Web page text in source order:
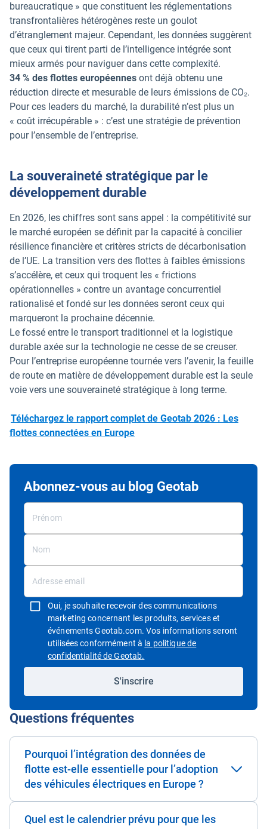
bureaucratique » que constituent les réglementations
transfrontalières hétérogènes reste un goulot
d’étranglement majeur. Cependant, les données suggèrent
que ceux qui tirent parti de l’intelligence intégrée sont
mieux armés pour naviguer dans cette complexité.
34 % des flottes européennes ont déjà obtenu une
réduction directe et mesurable de leurs émissions de CO₂.
Pour ces leaders du marché, la durabilité n’est plus un
« coût irrécupérable » : c’est une stratégie de prévention
pour l’ensemble de l’entreprise.
La souveraineté stratégique par le
développement durable
En 2026, les chiffres sont sans appel : la compétitivité sur
le marché européen se définit par la capacité à concilier
résilience financière et critères stricts de décarbonisation
de l’UE. La transition vers des flottes à faibles émissions
s’accélère, et ceux qui troquent les « frictions
opérationnelles » contre un avantage concurrentiel
rationalisé et fondé sur les données seront ceux qui
marqueront la prochaine décennie.
Le fossé entre le transport traditionnel et la logistique
durable axée sur la technologie ne cesse de se creuser.
Pour l’entreprise européenne tournée vers l’avenir, la feuille
de route en matière de développement durable est la seule
voie vers une souveraineté stratégique à long terme.
Téléchargez le rapport complet de Geotab 2026 : Les
flottes connectées en Europe
Abonnez-vous au blog Geotab
Oui, je souhaite recevoir des communications
marketing concernant les produits, services et
événements Geotab.com. Vos informations seront
utilisées conformément à la politique de
confidentialité de Geotab.
S'inscrire
Questions fréquentes
Pourquoi l’intégration des données de
flotte est-elle essentielle pour l’adoption
des véhicules électriques en Europe ?
Quel est le calendrier prévu pour que les